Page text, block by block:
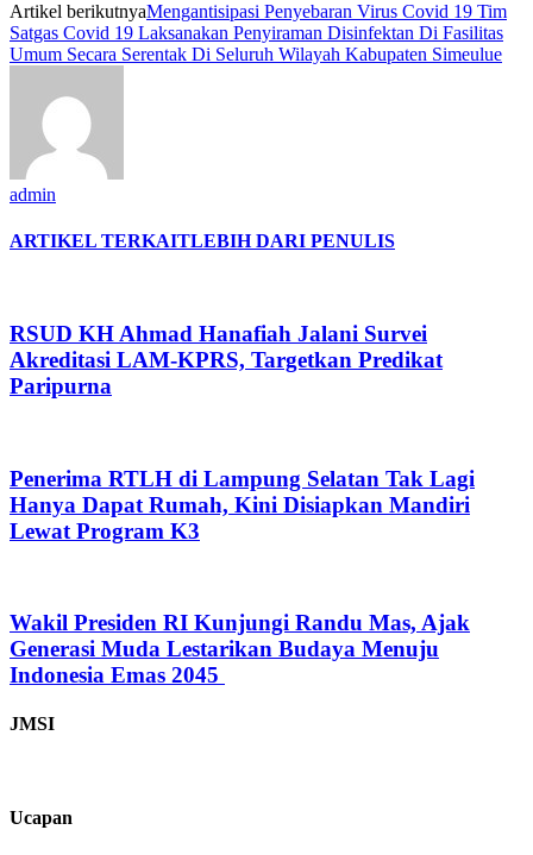
Artikel berikutnyaMengantisipasi Penyebaran Virus Covid 19 Tim
Satgas Covid 19 Laksanakan Penyiraman Disinfektan Di Fasilitas
Umum Secara Serentak Di Seluruh Wilayah Kabupaten Simeulue
admin
ARTIKEL TERKAITLEBIH DARI PENULIS
RSUD KH Ahmad Hanafiah Jalani Survei
Akreditasi LAM-KPRS, Targetkan Predikat
Paripurna
Penerima RTLH di Lampung Selatan Tak Lagi
Hanya Dapat Rumah, Kini Disiapkan Mandiri
Lewat Program K3
‎Wakil Presiden RI Kunjungi Randu Mas, Ajak
Generasi Muda Lestarikan Budaya Menuju
Indonesia Emas 2045 ‎
JMSI
Ucapan